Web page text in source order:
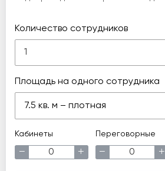
Количество сотрудников
Площадь на одного сотрудника
7.5 кв. м – плотная
Кабинеты
− +
Переговорные
− +